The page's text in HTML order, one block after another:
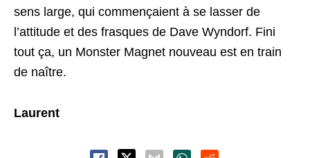
sens large, qui commençaient à se lasser de
l’attitude et des frasques de Dave Wyndorf. Fini
tout ça, un Monster Magnet nouveau est en train
de naître.
Laurent